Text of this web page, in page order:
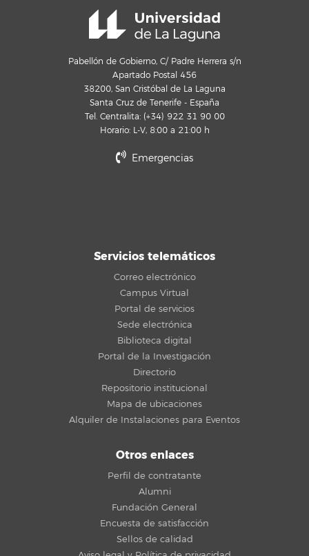
Pabellón de Gobierno, C/ Padre Herrera s/n
Apartado Postal 456
38200, San Cristóbal de La Laguna
Santa Cruz de Tenerife - España
Tel. Centralita: (+34) 922 31 90 00
Horario: L-V, 8:00 a 21:00 h
Emergencias
Servicios telemáticos
Correo electrónico
Campus Virtual
Portal de servicios
Sede electrónica
Biblioteca digital
Portal de la Investigación
Directorio
Repositorio institucional
Mapa de ubicaciones
Alquiler de Instalaciones para Eventos
Otros enlaces
Perfil de contratante
Alumni
Fundación General
Encuesta de satisfacción
Sellos de calidad